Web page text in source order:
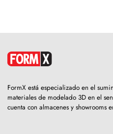
FormX está especializado en el
materiales de modelado 3D en el
cuenta con almacenes y